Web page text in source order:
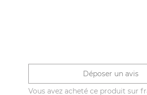
Déposer un avis
Vous avez acheté ce produit sur